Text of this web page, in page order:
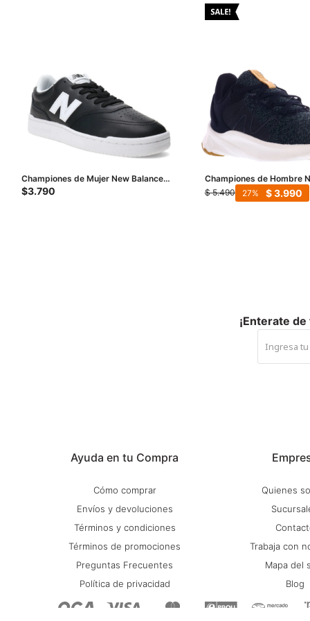
Championes de Mujer New Balance
Life Style - Negro - Blanco
$3.790
Championes de Hombre
Athletic ROAV - Negro
$ 5.490 $3.990
27
Ayuda en tu Compra
Cómo comprar
Envíos y devoluciones
Términos y condiciones
Términos de promociones
Preguntas Frecuentes
Política de privacidad
Quienes
Trabaja con
Mapa del
Blog
¡Enterate